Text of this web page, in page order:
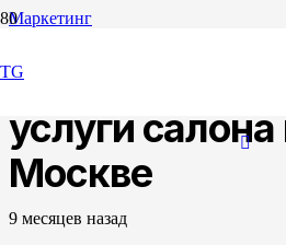
TG
Маркетинг
Тестирование
услуги
Москве
9 месяцев назад